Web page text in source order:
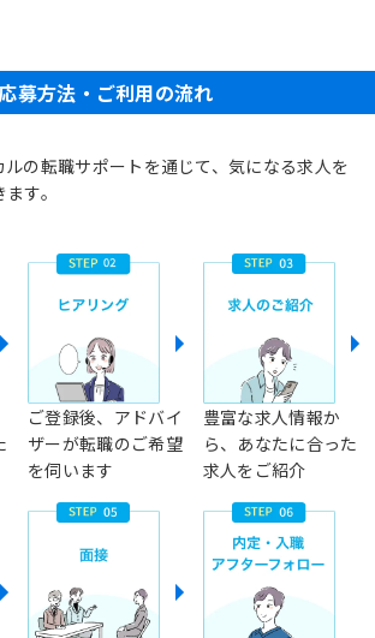
募方法・ご利用の流れ
の転職サポートを通じて、気になる求人を
す。
ご登録後、アドバイ
ザーが転職のご希望
を伺います
豊富な求人情報か
ら、あなたに合った
求人をご紹介